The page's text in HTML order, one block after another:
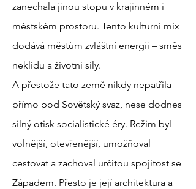
zanechala jinou stopu v krajinném i
městském prostoru. Tento kulturní mix
dodává městům zvláštní energii – směs
neklidu a životní síly.
A přestože tato země nikdy nepatřila
přímo pod Sovětský svaz, nese dodnes
silný otisk socialistické éry. Režim byl
volnější, otevřenější, umožňoval
cestovat a zachoval určitou spojitost se
Západem. Přesto je její architektura a